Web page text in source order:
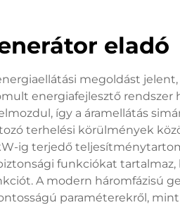
eladó
megoldást
energiafejlesztő rendszer
így a áramellátás
terhelési körülmények
ig terjedő
funkciókat
A modern háromfázisú
paraméterekről,